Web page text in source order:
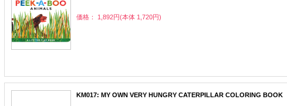
価格： 1,892円(本体 1,720円)
KM017: MY OWN VERY HUNGRY CATERPILLAR COLORING BOOK